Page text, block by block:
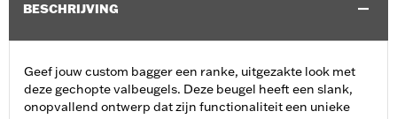
BESCHRIJVING
Geef jouw custom bagger een ranke, uitgezakte look met
deze gechopte valbeugels. Deze beugel heeft een slank,
onopvallend ontwerp dat zijn functionaliteit een unieke